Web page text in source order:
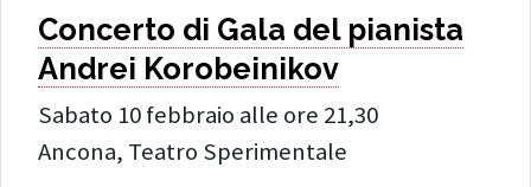
Concerto di Gala del pianista
Andrei Korobeinikov
Sabato 10 febbraio alle ore 21,30
Ancona, Teatro Sperimentale